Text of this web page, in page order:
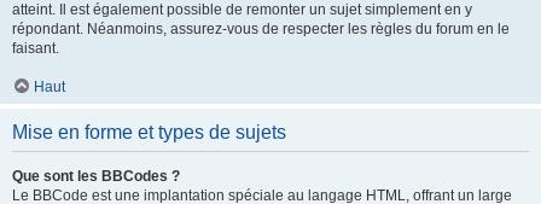
atteint. Il est également possible de remonter un sujet simplement en y
répondant. Néanmoins, assurez-vous de respecter les règles du forum en le
faisant.
Haut
Mise en forme et types de sujets
Que sont les BBCodes ?
Le BBCode est une implantation spéciale au langage HTML, offrant un large